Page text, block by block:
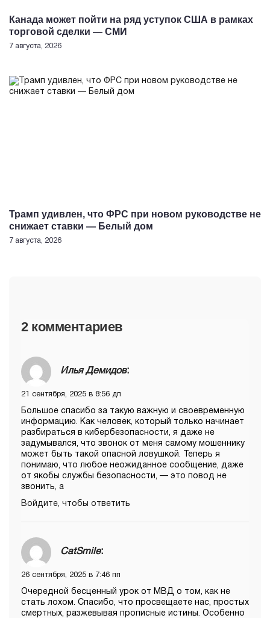
Канада может пойти на ряд уступок США в рамках
торговой сделки — СМИ
7 августа, 2026
Трамп удивлен, что ФРС при новом руководстве не
снижает ставки — Белый дом
7 августа, 2026
2 комментариев
Илья Демидов:
21 сентября, 2025 в 8:56 дп
Большое спасибо за такую важную и своевременную
информацию. Как человек, который только начинает
разбираться в кибербезопасности, я даже не
задумывался, что звонок от меня самому мошеннику
может быть такой опасной ловушкой. Теперь я
понимаю, что любое неожиданное сообщение, даже
от якобы службы безопасности, — это повод не
звонить, а
Войдите, чтобы ответить
CatSmile:
26 сентября, 2025 в 7:46 пп
Очередной бесценный урок от МВД о том, как не
стать лохом. Спасибо, что просвещаете нас, простых
смертных, разжевывая прописные истины. Особенно